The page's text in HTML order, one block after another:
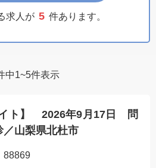
求人が 5 件あります。
中1~5件表示
イト】 2026年9月17日 問
山梨県北杜市
88869